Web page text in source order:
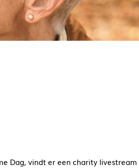
Dag, vindt er een charity